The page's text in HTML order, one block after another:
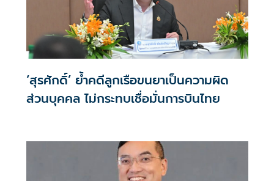
‘สุรศักดิ์’ ย้ำคดีลูกเรือขนยาเป็นความผิด
ส่วนบุคคล ไม่กระทบเชื่อมั่นการบินไทย